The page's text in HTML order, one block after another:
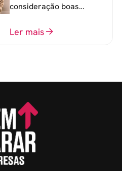
consideração boas
o perfil do profissional e
Ler mais